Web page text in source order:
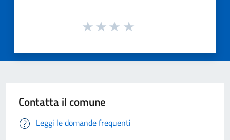
Contatta il comune
Leggi le domande frequenti